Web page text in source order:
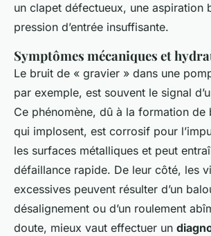
un clapet défectueux, une aspiration
pression d’entrée insuffisante.
Symptômes mécaniques et
Le bruit de « gravier » dans une
par exemple, est souvent le signal
Ce phénomène, dû à la formation de
qui implosent, est corrosif pour
les surfaces métalliques et peut
défaillance rapide. De leur côté, les
excessives peuvent résulter d’un
désalignement ou d’un roulement
doute, mieux vaut effectuer un